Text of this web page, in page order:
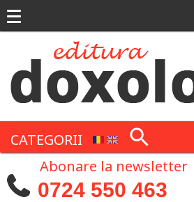
CATEGORII
Abonare la newsletter
0724 550 463